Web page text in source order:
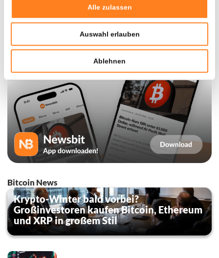
Alle zulassen
Auswahl erlauben
Ablehnen
Bitcoin News
Krypto-Winter bald vorbei?
Großinvestoren kaufen Bitcoin, Ethereum
und XRP in großem Stil